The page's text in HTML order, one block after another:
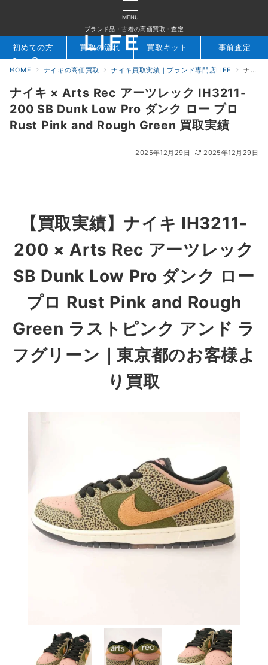
MENU
ブランド品・古着の高価買取・査定
検索 お問合せ
初めての方 買取の流れ 買取キット 事前査定
HOME ナイキの高価買取 ナイキ買取実績｜ブランド専門店LIFE ナイキ × Arts Rec アーツレック IH3211-200 SB Dunk Low Pro ダンク ロー プロ Rust Pink and Rough Green 買取実績
ナイキ × Arts Rec アーツレック IH3211-
200 SB Dunk Low Pro ダンク ロー プロ
Rust Pink and Rough Green 買取実績
2025年12月29日 2025年12月29日
【買取実績】 ナイキ IH3211-
200 × Arts Rec アーツレック
SB Dunk Low Pro ダンク ロー
プロ Rust Pink and Rough
Green ラストピンク アンド ラ
フグリーン ｜東京都のお客様よ
り買取